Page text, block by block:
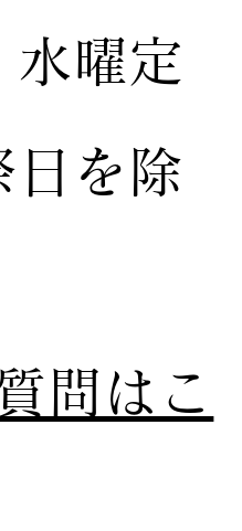
曜定
日を除
問はこ